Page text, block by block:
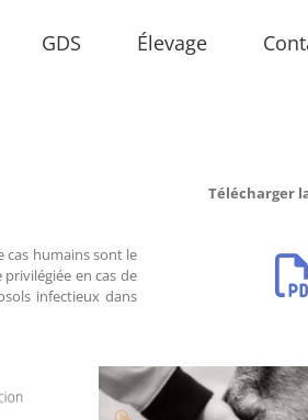
GDS Élevage
cas humains sont le
en cas de
infectieux dans
Télécharger